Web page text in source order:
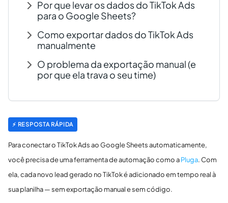
Por que levar os dados do TikTok Ads
para o Google Sheets?
Como exportar dados do TikTok Ads
manualmente
O problema da exportação manual (e
por que ela trava o seu time)
⚡ RESPOSTA RÁPIDA
Para conectar o TikTok Ads ao Google Sheets automaticamente,
você precisa de uma ferramenta de automação como aPluga. Com
ela, cada novo lead gerado no TikTok é adicionado em tempo real à
sua planilha — sem exportação manual e sem código.